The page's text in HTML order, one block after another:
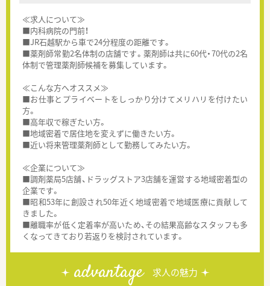
≪求人について≫
■内科病院の門前！
■JR石越駅から車で24分程度の距離です。
■薬剤師常勤2名体制の店舗です。薬剤師は共に60代・70代の2名
体制で管理薬剤師候補を募集しています。
≪こんな方へオススメ≫
■お仕事とプライベートをしっかり分けてメリハリを付けたい
方。
■高年収で稼ぎたい方。
■地域密着で居住地を変えずに働きたい方。
■近い将来管理薬剤師として勤務してみたい方。
≪企業について≫
■調剤薬局5店舗、ドラッグストア3店舗を運営する地域密着型の
企業です。
■昭和53年に創設され50年近く地域密着で地域医療に貢献して
きました。
■離職率が低く定着率が高いため、その結果高齢なスタッフも多
くなってきており若返りを検討されています。
advantage 求人の魅力